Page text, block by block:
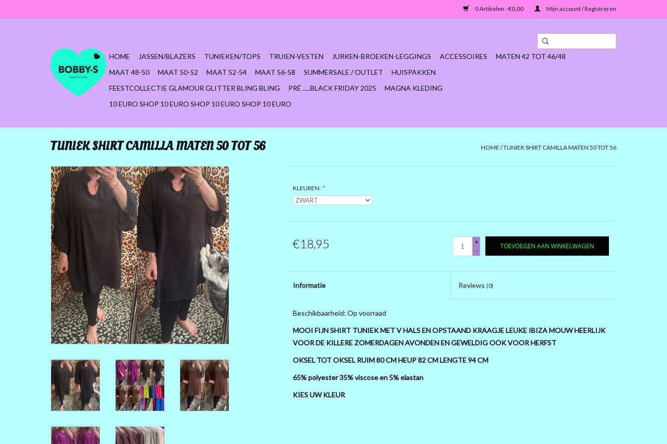
0 Artikelen - €0,00 Mijn account / Registreren
HOME JASSEN/BLAZERS TUNIEKEN/TOPS TRUIEN-VESTEN JURKEN-BROEKEN-LEGGINGS ACCESSOIRES
MATEN 42 TOT 46/48
MAAT 48-50
MAAT 50-52 MAAT 52-54 MAAT 56-58 SUMMERSALE / OUTLET
HUISPAKKEN
FEESTCOLLECTIE GLAMOUR GLITTER BLING BLING
PRÉ .....BLACK FRIDAY 2025
MAGNA KLEDING
10 EURO SHOP 10 EURO SHOP 10 EURO SHOP 10 EURO
TUNIEK SHIRT CAMILLA MATEN 50 TOT 56 HOME /TUNIEK SHIRT CAMILLA MATEN 50 TOT 56
KLEUREN: *
€18,95
+
-
TOEVOEGEN AAN WINKELWAGEN
Informatie Reviews (0)
Beschikbaarheid: Op voorraad
MOOI FIJN SHIRT TUNIEK MET V HALS EN OPSTAAND KRAAGJE LEUKE IBIZA MOUW HEERLIJK
VOOR DE KILLERE ZOMERDAGEN AVONDEN EN GEWELDIG OOK VOOR HERFST
OKSEL TOT OKSEL RUIM 80 CM HEUP 82 CM LENGTE 94 CM
65% polyester 35% viscose en 5% elastan
KIES UW KLEUR